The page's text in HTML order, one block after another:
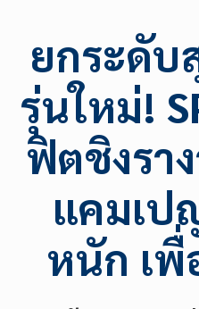
ยกระดั
รุ่นใหม่!
ฟิตชิงรา
แคมเป
หนัก เพื่